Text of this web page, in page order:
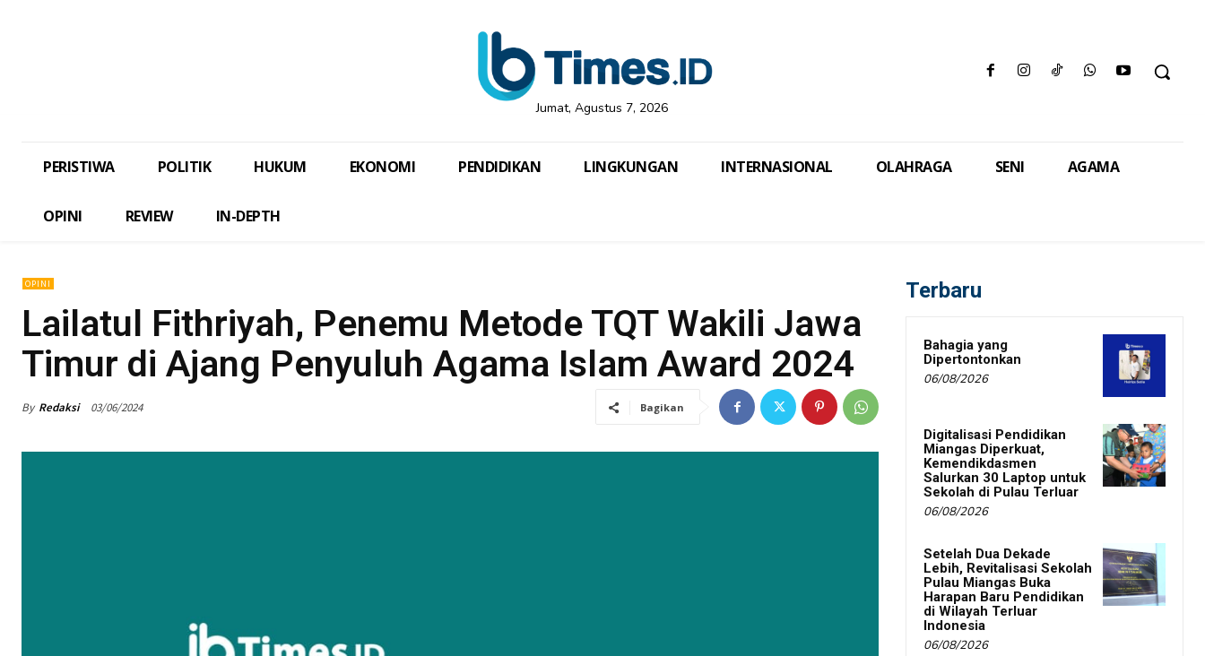
Jumat, Agustus 7, 2026
PERISTIWA POLITIK HUKUM EKONOMI PENDIDIKAN LINGKUNGAN INTERNASIONAL OLAHRAGA SENI AGAMA
OPINI REVIEW IN-DEPTH
OPINI
Lailatul Fithriyah, Penemu Metode TQT Wakili Jawa
Timur di Ajang Penyuluh Agama Islam Award 2024
By Redaksi 03/06/2024 Bagikan
Terbaru
Bahagia yang
Dipertontonkan
06/08/2026
Digitalisasi Pendidikan
Miangas Diperkuat,
Kemendikdasmen
Salurkan 30 Laptop untuk
Sekolah di Pulau Terluar
06/08/2026
Setelah Dua Dekade
Lebih, Revitalisasi Sekolah
Pulau Miangas Buka
Harapan Baru Pendidikan
di Wilayah Terluar
Indonesia
06/08/2026